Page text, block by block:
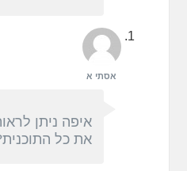
אסתי א
איפה ניתן
את כל